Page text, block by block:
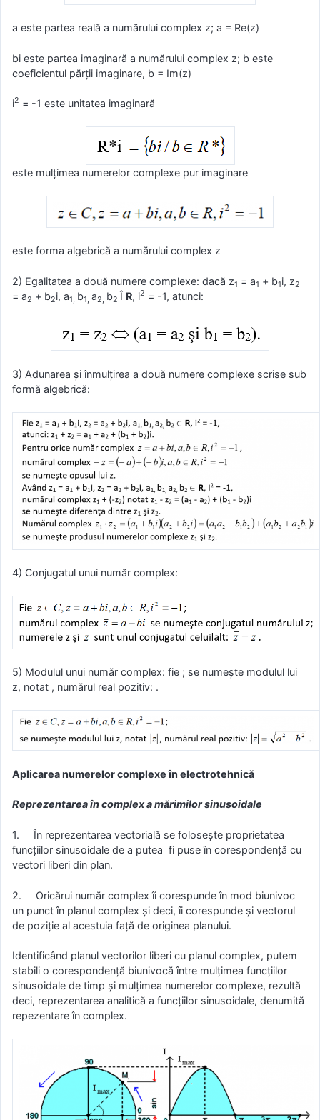
a este partea reală a numărului complex z; a = Re(z)
bi este partea imaginară a numărului complex z; b este
coeficientul părții imaginare, b = Im(z)
i2 = -1 este unitatea imaginară
este mulţimea numerelor complexe pur imaginare
este forma algebrică a numărului complex z
2) Egalitatea a două numere complexe: dacă z1 = a1 + b1i, z2
= a2 + b2i, a1, b1, a2, b2 Î R, i2 = -1, atunci:
3) Adunarea şi înmulţirea a două numere complexe scrise sub
formă algebrică:
4) Conjugatul unui număr complex:
5) Modulul unui număr complex: fie ; se numeşte modulul lui
z, notat , numărul real pozitiv: .
Aplicarea numerelor complexe în electrotehnică
Reprezentarea în complex a mărimilor sinusoidale
1. În reprezentarea vectorială se foloseşte proprietatea
funcţiilor sinusoidale de a putea fi puse în corespondenţă cu
vectori liberi din plan.
2. Oricărui număr complex îi corespunde în mod biunivoc
un punct în planul complex şi deci, îi corespunde şi vectorul
de poziţie al acestuia faţă de originea planului.
Identificând planul vectorilor liberi cu planul complex, putem
stabili o corespondenţă biunivocă între mulţimea funcţiilor
sinusoidale de timp şi mulţimea numerelor complexe, rezultă
deci, reprezentarea analitică a funcţiilor sinusoidale, denumită
repezentare în complex.